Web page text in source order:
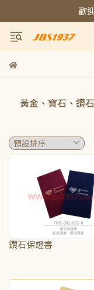
歡
黃金、寶石、鑽
鑽石保證書